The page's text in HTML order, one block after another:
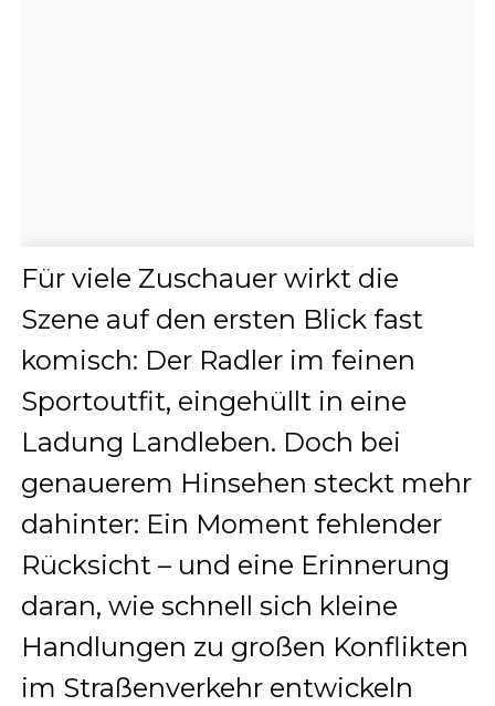
Für viele Zuschauer wirkt die
Szene auf den ersten Blick fast
komisch: Der Radler im feinen
Sportoutfit, eingehüllt in eine
Ladung Landleben. Doch bei
genauerem Hinsehen steckt mehr
dahinter: Ein Moment fehlender
Rücksicht – und eine Erinnerung
daran, wie schnell sich kleine
Handlungen zu großen Konflikten
im Straßenverkehr entwickeln